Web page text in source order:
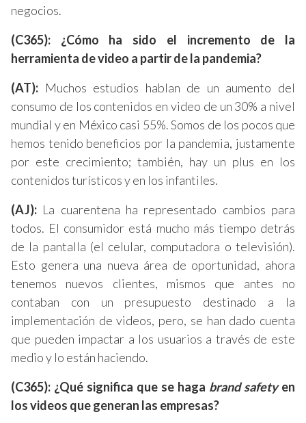
negocios.
(C365): ¿Cómo ha sido el incremento de la
herramienta de video a partir de la pandemia?
(AT): Muchos estudios hablan de un aumento del
consumo de los contenidos en video de un 30% a nivel
mundial y en México casi 55%. Somos de los pocos que
hemos tenido beneficios por la pandemia, justamente
por este crecimiento; también, hay un plus en los
contenidos turísticos y en los infantiles.
(AJ): La cuarentena ha representado cambios para
todos. El consumidor está mucho más tiempo detrás
de la pantalla (el celular, computadora o televisión).
Esto genera una nueva área de oportunidad, ahora
tenemos nuevos clientes, mismos que antes no
contaban con un presupuesto destinado a la
implementación de videos, pero, se han dado cuenta
que pueden impactar a los usuarios a través de este
medio y lo están haciendo.
(C365): ¿Qué significa que se haga brand safetyen
los videos que generan las empresas?